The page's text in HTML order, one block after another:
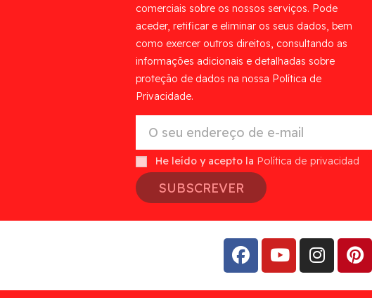
comerciais sobre os nossos serviços. Pode
aceder, retificar e eliminar os seus dados, bem
como exercer outros direitos, consultando as
informações adicionais e detalhadas sobre
proteção de dados na nossa Política de
Privacidade.
He leído y acepto la Política de privacidad
SUBSCREVER